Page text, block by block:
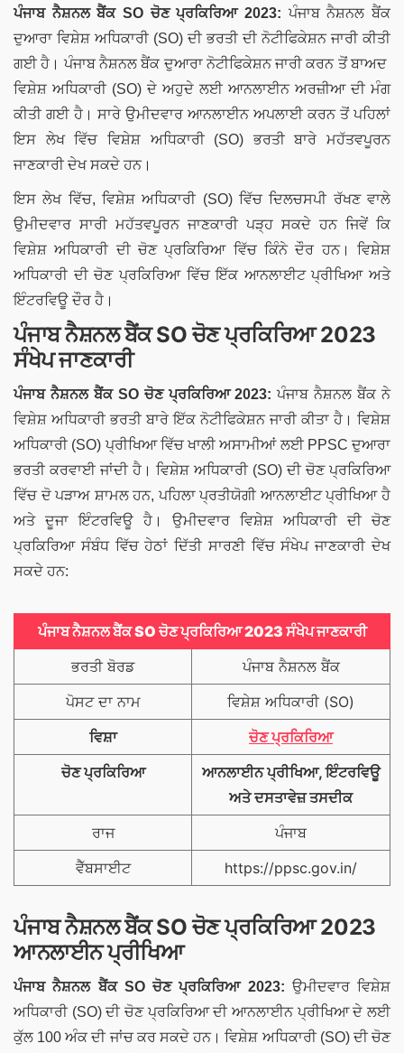
ਪੰਜਾਬ ਨੈਸ਼ਨਲ ਬੈਂਕ SO ਚੋਣ ਪ੍ਰਕਿਰਿਆ2023: ਪੰਜਾਬ ਨੈਸ਼ਨਲ ਬੈਂਕ
ਦੁਆਰਾ ਵਿਸ਼ੇਸ਼ ਅਧਿਕਾਰੀ (SO) ਦੀ ਭਰਤੀ ਦੀ ਨੋਟੀਫਿਕੇਸ਼ਨ ਜਾਰੀ ਕੀਤੀ
ਗਈ ਹੈ। ਪੰਜਾਬ ਨੈਸ਼ਨਲ ਬੈਂਕ ਦੁਆਰਾ ਨੋਟੀਫਿਕੇਸ਼ਨ ਜਾਰੀ ਕਰਨ ਤੋਂ ਬਾਅਦ
ਵਿਸ਼ੇਸ਼ ਅਧਿਕਾਰੀ (SO) ਦੇ ਅਹੁਦੇ ਲਈ ਆਨਲਾਈਨ ਅਰਜ਼ੀਆ ਦੀ ਮੰਗ
ਕੀਤੀ ਗਈ ਹੈ। ਸਾਰੇ ਉਮੀਦਵਾਰ ਆਨਲਾਈਨ ਅਪਲਾਈ ਕਰਨ ਤੋਂ ਪਹਿਲਾਂ
ਇਸ ਲੇਖ ਵਿੱਚ ਵਿਸ਼ੇਸ਼ ਅਧਿਕਾਰੀ (SO) ਭਰਤੀ ਬਾਰੇ ਮਹੱਤਵਪੂਰਨ
ਜਾਣਕਾਰੀ ਦੇਖ ਸਕਦੇ ਹਨ।
ਇਸ ਲੇਖ ਵਿੱਚ, ਵਿਸ਼ੇਸ਼ ਅਧਿਕਾਰੀ (SO) ਵਿੱਚ ਦਿਲਚਸਪੀ ਰੱਖਣ ਵਾਲੇ
ਉਮੀਦਵਾਰ ਸਾਰੀ ਮਹੱਤਵਪੂਰਨ ਜਾਣਕਾਰੀ ਪੜ੍ਹ ਸਕਦੇ ਹਨ ਜਿਵੇਂ ਕਿ
ਵਿਸ਼ੇਸ਼ ਅਧਿਕਾਰੀ ਦੀ ਚੋਣ ਪ੍ਰਕਿਰਿਆ ਵਿੱਚ ਕਿੰਨੇ ਦੌਰ ਹਨ। ਵਿਸ਼ੇਸ਼
ਅਧਿਕਾਰੀ ਦੀ ਚੋਣ ਪ੍ਰਕਿਰਿਆ ਵਿੱਚ ਇੱਕ ਆਨਲਾਈਟ ਪ੍ਰੀਖਿਆ ਅਤੇ
ਇੰਟਰਵਿਊ ਦੌਰ ਹੈ।
ਪੰਜਾਬ ਨੈਸ਼ਨਲ ਬੈਂਕ SO ਚੋਣ ਪ੍ਰਕਿਰਿਆ 2023
ਸੰਖੇਪ ਜਾਣਕਾਰੀ
ਪੰਜਾਬ ਨੈਸ਼ਨਲ ਬੈਂਕ SOਚੋਣ ਪ੍ਰਕਿਰਿਆ 2023: ਪੰਜਾਬ ਨੈਸ਼ਨਲ ਬੈਂਕ ਨੇ
ਵਿਸ਼ੇਸ਼ ਅਧਿਕਾਰੀ ਭਰਤੀ ਬਾਰੇ ਇੱਕ ਨੋਟੀਫਿਕੇਸ਼ਨ ਜਾਰੀ ਕੀਤਾ ਹੈ। ਵਿਸ਼ੇਸ਼
ਅਧਿਕਾਰੀ (SO) ਪ੍ਰੀਖਿਆ ਵਿੱਚ ਖਾਲੀ ਅਸਾਮੀਆਂ ਲਈ PPSC ਦੁਆਰਾ
ਭਰਤੀ ਕਰਵਾਈ ਜਾਂਦੀ ਹੈ। ਵਿਸ਼ੇਸ਼ ਅਧਿਕਾਰੀ (SO) ਦੀ ਚੋਣ ਪ੍ਰਕਿਰਿਆ
ਵਿੱਚ ਦੋ ਪੜਾਅ ਸ਼ਾਮਲ ਹਨ, ਪਹਿਲਾ ਪ੍ਰਤੀਯੋਗੀ ਆਨਲਾਈਟ ਪ੍ਰੀਖਿਆ ਹੈ
ਅਤੇ ਦੂਜਾ ਇੰਟਰਵਿਊ ਹੈ। ਉਮੀਦਵਾਰ ਵਿਸ਼ੇਸ਼ ਅਧਿਕਾਰੀ ਦੀ ਚੋਣ
ਪ੍ਰਕਿਰਿਆ ਸੰਬੰਧ ਵਿੱਚ ਹੇਠਾਂ ਦਿੱਤੀ ਸਾਰਣੀ ਵਿੱਚ ਸੰਖੇਪ ਜਾਣਕਾਰੀ ਦੇਖ
ਸਕਦੇ ਹਨ:
ਪੰਜਾਬ ਨੈਸ਼ਨਲ ਬੈਂਕSO ਚੋਣ ਪ੍ਰਕਿਰਿਆ 2023 ਸੰਖੇਪ ਜਾਣਕਾਰੀ
ਭਰਤੀ ਬੋਰਡ
ਪੰਜਾਬ ਨੈਸ਼ਨਲ ਬੈਂਕ
ਪੋਸਟ ਦਾ ਨਾਮ
ਵਿਸ਼ੇਸ਼ ਅਧਿਕਾਰੀ (SO)
ਵਿਸ਼ਾ
ਚੋਣ ਪ੍ਰਕਿਰਿਆ
ਚੋਣ ਪ੍ਰਕਿਰਿਆ
ਆਨਲਾਈਨ ਪ੍ਰੀਖਿਆ,ਇੰਟਰਵਿਊ
ਅਤੇ ਦਸਤਾਵੇਜ਼ ਤਸਦੀਕ
ਰਾਜ
ਪੰਜਾਬ
ਵੈੱਬਸਾਈਟ
https://ppsc.gov.in/
ਪੰਜਾਬ ਨੈਸ਼ਨਲ ਬੈਂਕ SO ਚੋਣ ਪ੍ਰਕਿਰਿਆ 2023
ਆਨਲਾਈਨ ਪ੍ਰੀਖਿਆ
ਪੰਜਾਬ ਨੈਸ਼ਨਲ ਬੈਂਕ SOਚੋਣ ਪ੍ਰਕਿਰਿਆ 2023: ਉਮੀਦਵਾਰ ਵਿਸ਼ੇਸ਼
ਅਧਿਕਾਰੀ (SO) ਦੀ ਚੋਣ ਪ੍ਰਕਿਰਿਆ ਦੀ ਆਨਲਾਈਨ ਪ੍ਰੀਖਿਆ ਦੇ ਲਈ
ਕੁੱਲ 100 ਅੰਕ ਦੀ ਜਾਂਚ ਕਰ ਸਕਦੇ ਹਨ। ਵਿਸ਼ੇਸ਼ ਅਧਿਕਾਰੀ (SO) ਦੀ ਚੋਣ